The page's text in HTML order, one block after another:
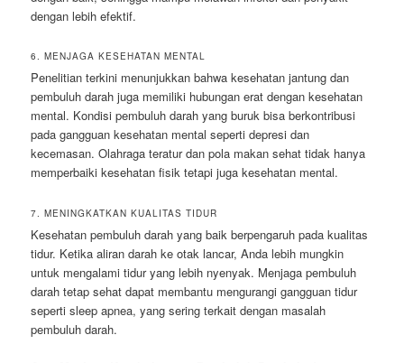
dengan lebih efektif.
6. MENJAGA KESEHATAN MENTAL
Penelitian terkini menunjukkan bahwa kesehatan jantung dan
pembuluh darah juga memiliki hubungan erat dengan kesehatan
mental. Kondisi pembuluh darah yang buruk bisa berkontribusi
pada gangguan kesehatan mental seperti depresi dan
kecemasan. Olahraga teratur dan pola makan sehat tidak hanya
memperbaiki kesehatan fisik tetapi juga kesehatan mental.
7. MENINGKATKAN KUALITAS TIDUR
Kesehatan pembuluh darah yang baik berpengaruh pada kualitas
tidur. Ketika aliran darah ke otak lancar, Anda lebih mungkin
untuk mengalami tidur yang lebih nyenyak. Menjaga pembuluh
darah tetap sehat dapat membantu mengurangi gangguan tidur
seperti sleep apnea, yang sering terkait dengan masalah
pembuluh darah.